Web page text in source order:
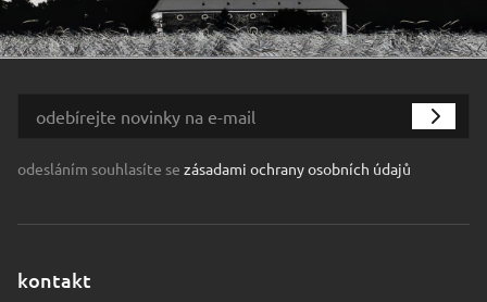
odesláním souhlasíte se zásadami ochrany osobních údajů
kontakt